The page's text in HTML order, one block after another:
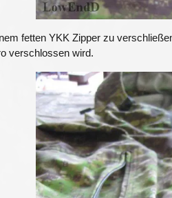
fetten YKK Zipper zu
verschlossen wird.